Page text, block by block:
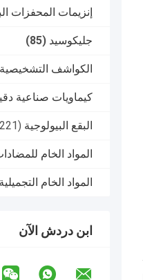
إنزيمات المحفزات
جليكوسيد (85)
الكواشف
كيماويات صناعية
البقع البيولوجية (221)
المواد الخام
المواد الخام التجميلية
ابن دردش الآن